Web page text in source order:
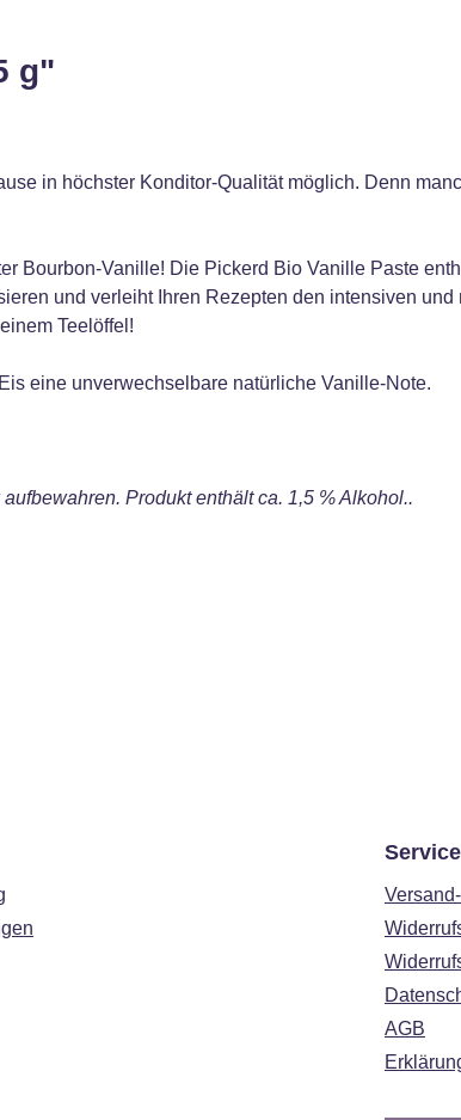
g"
in höchster Konditor-Qualität möglich. Denn
Bourbon-Vanille! Die Pickerd Bio Vanille Paste
und verleiht Ihren Rezepten den intensiven
Teelöffel!
eine unverwechselbare natürliche Vanille-Note.
Produkt enthält ca. 1,5 % Alkohol..
Service
AGB